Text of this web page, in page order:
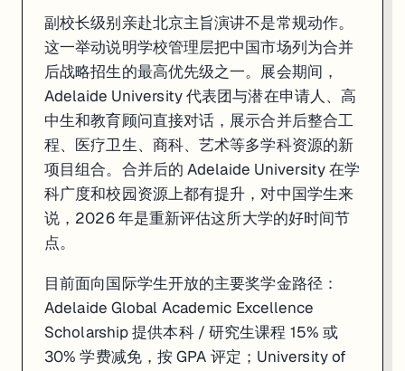
副校长级别亲赴北京主旨演讲不是常规动作。
这一举动说明学校管理层把中国市场列为合并
后战略招生的最高优先级之一。展会期间，
Adelaide University 代表团与潜在申请人、高
中生和教育顾问直接对话，展示合并后整合工
程、医疗卫生、商科、艺术等多学科资源的新
项目组合。合并后的 Adelaide University 在学
科广度和校园资源上都有提升，对中国学生来
说，2026 年是重新评估这所大学的好时间节
点。
目前面向国际学生开放的主要奖学金路径：
Adelaide Global Academic Excellence
Scholarship 提供本科 / 研究生课程 15% 或
30% 学费减免，按 GPA 评定；University of